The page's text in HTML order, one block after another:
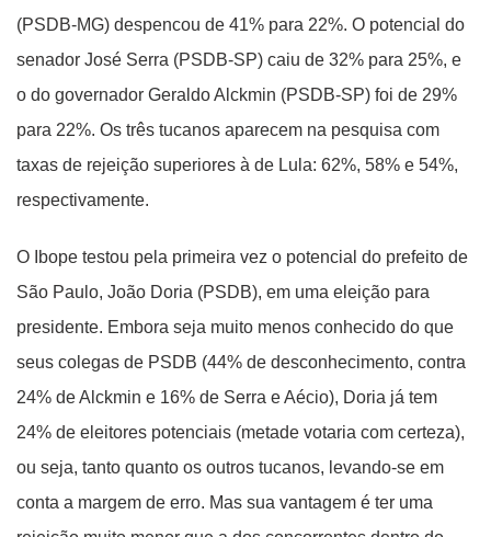
(PSDB-MG) despencou de 41% para 22%. O potencial do
senador José Serra (PSDB-SP) caiu de 32% para 25%, e
o do governador Geraldo Alckmin (PSDB-SP) foi de 29%
para 22%. Os três tucanos aparecem na pesquisa com
taxas de rejeição superiores à de Lula: 62%, 58% e 54%,
respectivamente.
O Ibope testou pela primeira vez o potencial do prefeito de
São Paulo, João Doria (PSDB), em uma eleição para
presidente. Embora seja muito menos conhecido do que
seus colegas de PSDB (44% de desconhecimento, contra
24% de Alckmin e 16% de Serra e Aécio), Doria já tem
24% de eleitores potenciais (metade votaria com certeza),
ou seja, tanto quanto os outros tucanos, levando-se em
conta a margem de erro. Mas sua vantagem é ter uma